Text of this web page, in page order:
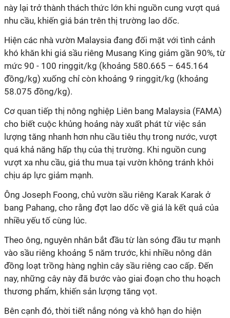
này lại trở thành thách thức lớn khi nguồn cung vượt quá
nhu cầu, khiến giá bán trên thị trường lao dốc.
Hiện các nhà vườn Malaysia đang đối mặt với tình cảnh
khó khăn khi giá sầu riêng Musang King giảm gần 90%, từ
mức 90 - 100 ringgit/kg (khoảng 580.665 – 645.164
đồng/kg) xuống chỉ còn khoảng 9 ringgit/kg (khoảng
58.075 đồng/kg).
Cơ quan tiếp thị nông nghiệp Liên bang Malaysia (FAMA)
cho biết cuộc khủng hoảng này xuất phát từ việc sản
lượng tăng nhanh hơn nhu cầu tiêu thụ trong nước, vượt
quá khả năng hấp thụ của thị trường. Khi nguồn cung
vượt xa nhu cầu, giá thu mua tại vườn không tránh khỏi
chịu áp lực giảm mạnh.
Ông Joseph Foong, chủ vườn sầu riêng Karak Karak ở
bang Pahang, cho rằng đợt lao dốc về giá là kết quả của
nhiều yếu tố cùng lúc.
Theo ông, nguyên nhân bắt đầu từ làn sóng đầu tư mạnh
vào sầu riêng khoảng 5 năm trước, khi nhiều nông dân
đồng loạt trồng hàng nghìn cây sầu riêng cao cấp. Đến
nay, những cây này đã bước vào giai đoạn cho thu hoạch
thương phẩm, khiến sản lượng tăng vọt.
Bên cạnh đó, thời tiết nắng nóng và khô hạn do hiện